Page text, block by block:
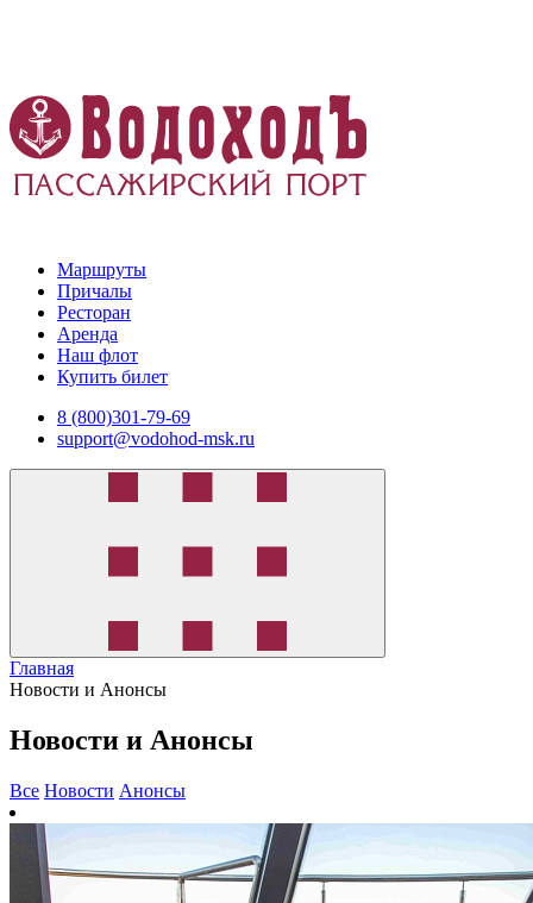
Маршруты
Причалы
Ресторан
Аренда
Наш флот
Купить билет
8 (800)301-79-69
support@vodohod-msk.ru
Главная
Новости и Анонсы
Новости и Анонсы
Все Новости Анонсы